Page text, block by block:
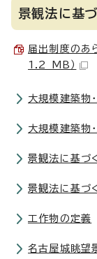
景観法に基
届出制度のあ
1.2 MB）
大規模建築物
大規模建築物
景観法に基づ
景観法に基づ
工作物の定義
名古屋城眺望